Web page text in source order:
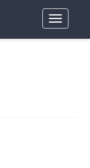
Toggle
navigation